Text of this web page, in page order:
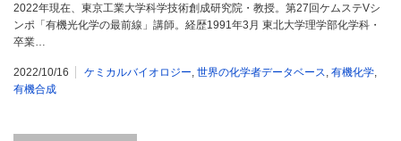
2022年現在、東京工業大学科学技術創成研究院・教授。第27回ケムステVシ
ンポ「有機光化学の最前線」講師。経歴1991年3月 東北大学理学部化学科・
卒業…
2022/10/16 ケミカルバイオロジー 世界の化学者データベース 有機化学
有機合成